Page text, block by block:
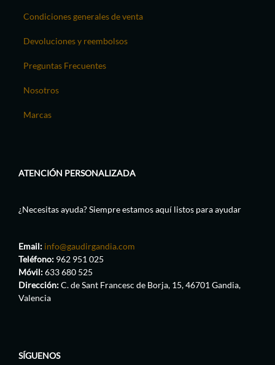
Condiciones generales de venta
Devoluciones y reembolsos
Preguntas Frecuentes
Nosotros
Marcas
ATENCIÓN PERSONALIZADA
¿Necesitas ayuda? Siempre estamos aquí listos para ayudar
Email: info@gaudirgandia.com
Teléfono: 962 951 025
Móvil:633 680 525
Dirección:C. de Sant Francesc de Borja, 15, 46701 Gandia,
Valencia
SÍGUENOS